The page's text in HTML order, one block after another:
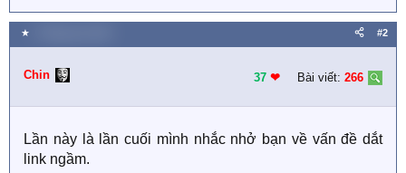
★ #2
Chin 37 ❤︎ Bài viết: 266
Lần này là lần cuối mình nhắc nhở bạn về vấn đề dắt
link ngầm.